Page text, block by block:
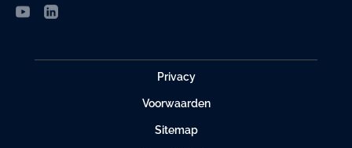
Privacy
Voorwaarden
Sitemap